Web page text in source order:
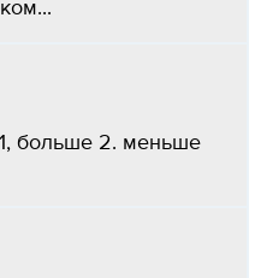
больше 2. меньше